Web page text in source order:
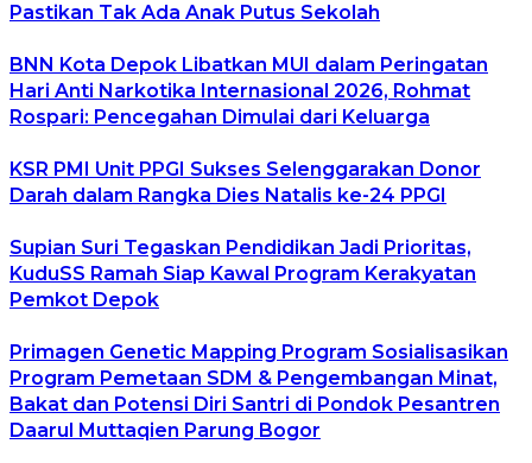
Pastikan Tak Ada Anak Putus Sekolah
BNN Kota Depok Libatkan MUI dalam Peringatan
Hari Anti Narkotika Internasional 2026, Rohmat
Rospari: Pencegahan Dimulai dari Keluarga
KSR PMI Unit PPGI Sukses Selenggarakan Donor
Darah dalam Rangka Dies Natalis ke-24 PPGI
Supian Suri Tegaskan Pendidikan Jadi Prioritas,
KuduSS Ramah Siap Kawal Program Kerakyatan
Pemkot Depok
Primagen Genetic Mapping Program Sosialisasikan
Program Pemetaan SDM & Pengembangan Minat,
Bakat dan Potensi Diri Santri di Pondok Pesantren
Daarul Muttaqien Parung Bogor